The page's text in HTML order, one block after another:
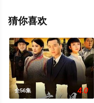
剧全集就上星辰影视，
猜你喜欢
全56集 4.0